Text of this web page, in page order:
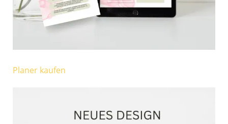
Planer kaufen